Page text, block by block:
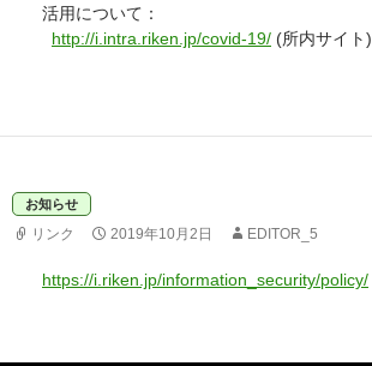
活用について：
http://i.intra.riken.jp/covid-19/ (所内サイト)
お知らせ
リンク 2019年10月2日 EDITOR_5
https://i.riken.jp/information_security/policy/